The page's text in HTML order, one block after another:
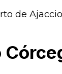
de